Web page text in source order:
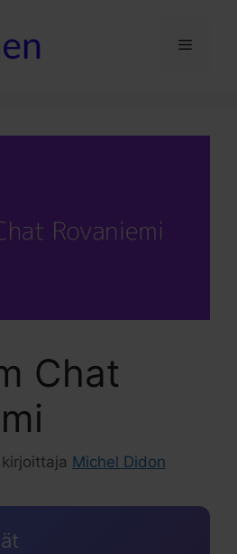
Valikko
Chat
kirjoittaja Michel Didon